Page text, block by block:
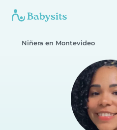
Niñera en Montevideo